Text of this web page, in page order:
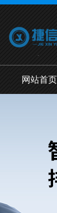
网站首页